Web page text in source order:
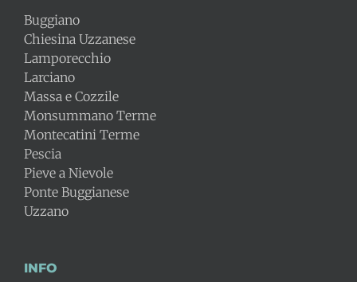
Buggiano
Chiesina Uzzanese
Lamporecchio
Larciano
Massa e Cozzile
Monsummano Terme
Montecatini Terme
Pescia
Pieve a Nievole
Ponte Buggianese
Uzzano
INFO